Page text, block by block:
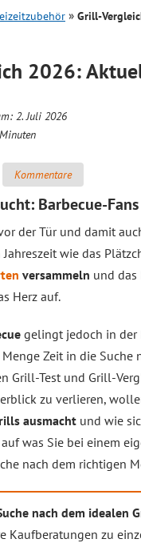
Grill-
2026:
2. Juli 2026
Minuten
Kommentare
Barbecue-
der Tür und damit
wie das
versammeln und
Herz auf.
gelingt jedoch in der
Zeit in die
Grill-Test und Grill-
zu verlieren,
ausmacht und wie
was Sie bei einem
nach dem richtigen
nach dem idealen
Kaufberatungen zu